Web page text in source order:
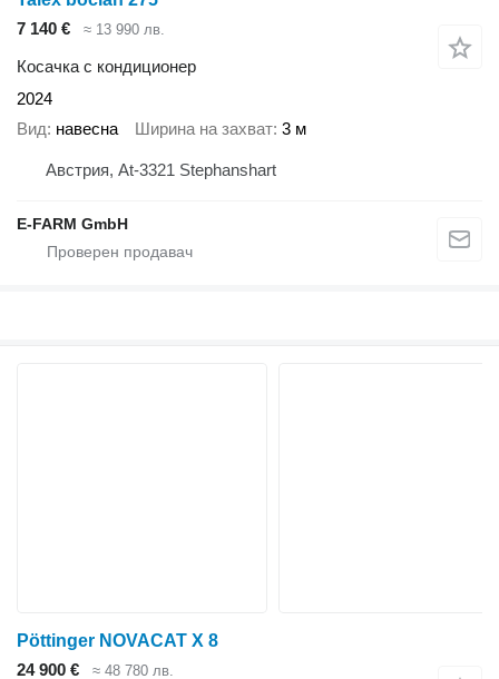
7 140 €
≈ 13 990 лв.
Косачка с кондиционер
2024
Вид навесна Ширина на захват 3 м
Австрия, At-3321 Stephanshart
E-FARM GmbH
Pöttinger NOVACAT X 8
24 900 €
≈ 48 780 лв.